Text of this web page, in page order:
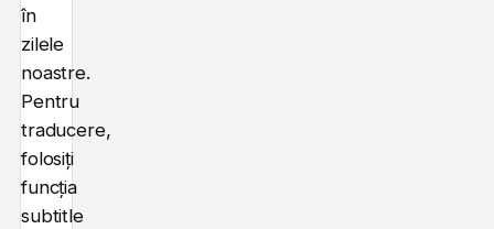
în
zilele
noastre.
Pentru
traducere,
folosiți
funcția
subtitle